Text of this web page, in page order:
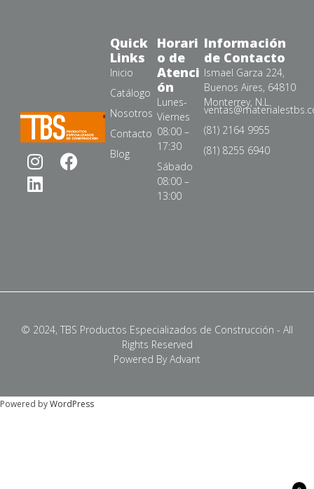
Información
de Contacto
Ismael Garza 224,
Buenos Aires, 64810
Monterrey, N.L.
(81) 2164 9955
(81) 8255 6940
Horari
o de
Atenci
ón
Lunes-
Viernes
08:00 –
17:30
Sábado
08:00 –
13:00
Quick
Links
Inicio
Catálogo
Nosotros
Contacto
Blog
© 2024, TBS Productos Especializados de Construcción - All
Rights Reserved
Powered By Advant
Powered byWordPress